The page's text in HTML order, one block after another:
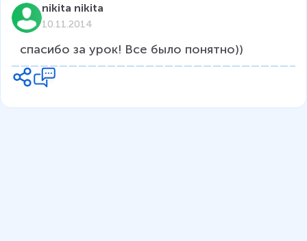
nikita nikita
10.11.2014
спасибо за урок! Все было понятно))